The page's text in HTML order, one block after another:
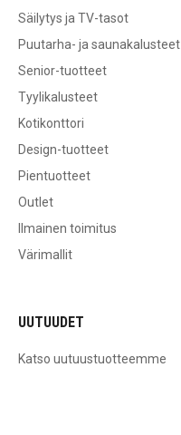
Säilytys ja TV-tasot
Puutarha- ja saunakalusteet
Senior-tuotteet
Tyylikalusteet
Kotikonttori
Design-tuotteet
Pientuotteet
Outlet
Ilmainen toimitus
Värimallit
UUTUUDET
Katso uutuustuotteemme